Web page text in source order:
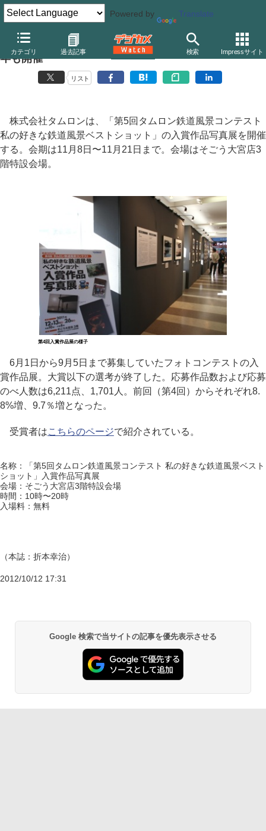
Powered by Translate
カテゴリ 過去記事 検索 Impressサイト
「第5回タムロン鉄道風景コンテスト」入賞作品展が今
年も開催
リスト
株式会社タムロンは、「第5回タムロン鉄道風景コンテスト
私の好きな鉄道風景ベストショット」の入賞作品写真展を開催
する。会期は11月8日〜11月21日まで。会場はそごう大宮店3
階特設会場。
第4回入賞作品展の様子
6月1日から9月5日まで募集していたフォトコンテストの入
賞作品展。大賞以下の選考が終了した。応募作品数および応募
のべ人数は6,211点、1,701人。前回（第4回）からそれぞれ8.
8%増、9.7％増となった。
受賞者はこちらのページで紹介されている。
名称：「第5回タムロン鉄道風景コンテスト 私の好きな鉄道風景ベスト
ショット」入賞作品写真展
会場：そごう大宮店3階特設会場
時間：10時〜20時
入場料：無料
（本誌：折本幸治）
2012/10/12 17:31
Google 検索で当サイトの記事を優先表示させる